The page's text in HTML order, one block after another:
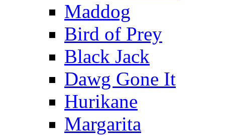
Maddog
Bird of Prey
Black Jack
Dawg Gone It
Hurikane
Margarita